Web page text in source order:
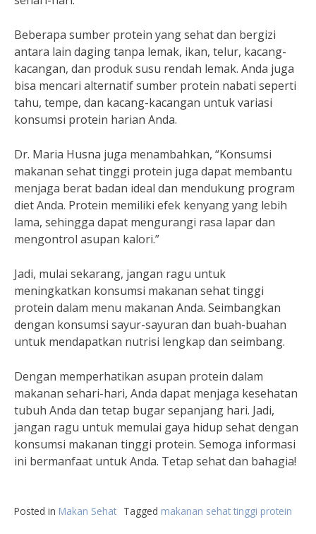
Beberapa sumber protein yang sehat dan bergizi
antara lain daging tanpa lemak, ikan, telur, kacang-
kacangan, dan produk susu rendah lemak. Anda juga
bisa mencari alternatif sumber protein nabati seperti
tahu, tempe, dan kacang-kacangan untuk variasi
konsumsi protein harian Anda.
Dr. Maria Husna juga menambahkan, “Konsumsi
makanan sehat tinggi protein juga dapat membantu
menjaga berat badan ideal dan mendukung program
diet Anda. Protein memiliki efek kenyang yang lebih
lama, sehingga dapat mengurangi rasa lapar dan
mengontrol asupan kalori.”
Jadi, mulai sekarang, jangan ragu untuk
meningkatkan konsumsi makanan sehat tinggi
protein dalam menu makanan Anda. Seimbangkan
dengan konsumsi sayur-sayuran dan buah-buahan
untuk mendapatkan nutrisi lengkap dan seimbang.
Dengan memperhatikan asupan protein dalam
makanan sehari-hari, Anda dapat menjaga kesehatan
tubuh Anda dan tetap bugar sepanjang hari. Jadi,
jangan ragu untuk memulai gaya hidup sehat dengan
konsumsi makanan tinggi protein. Semoga informasi
ini bermanfaat untuk Anda. Tetap sehat dan bahagia!
Posted in Makan Sehat Tagged makanan sehat tinggi protein